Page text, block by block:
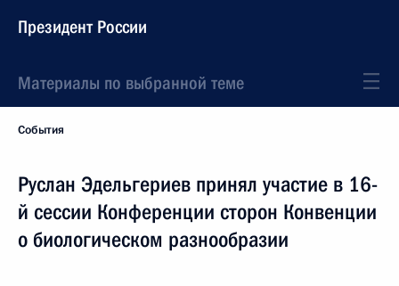
Президент России
Материалы по выбранной теме
События
Руслан Эдельгериев принял участие в 16-
й сессии Конференции сторон Конвенции
о биологическом разнообразии